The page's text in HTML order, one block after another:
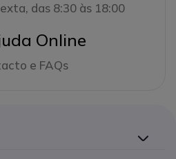
das 8:30 às 18:00
Online
e FAQs